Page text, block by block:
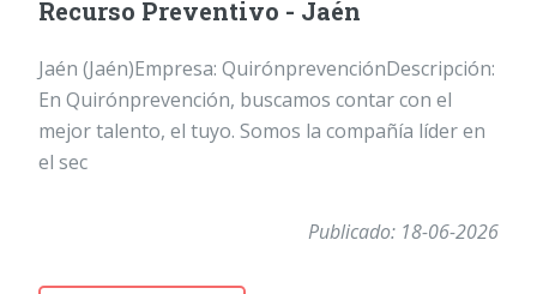
Recurso Preventivo - Jaén
Jaén (Jaén)Empresa: QuirónprevenciónDescripción:
En Quirónprevención, buscamos contar con el
mejor talento, el tuyo. Somos la compañía líder en
el sec
Publicado: 18-06-2026